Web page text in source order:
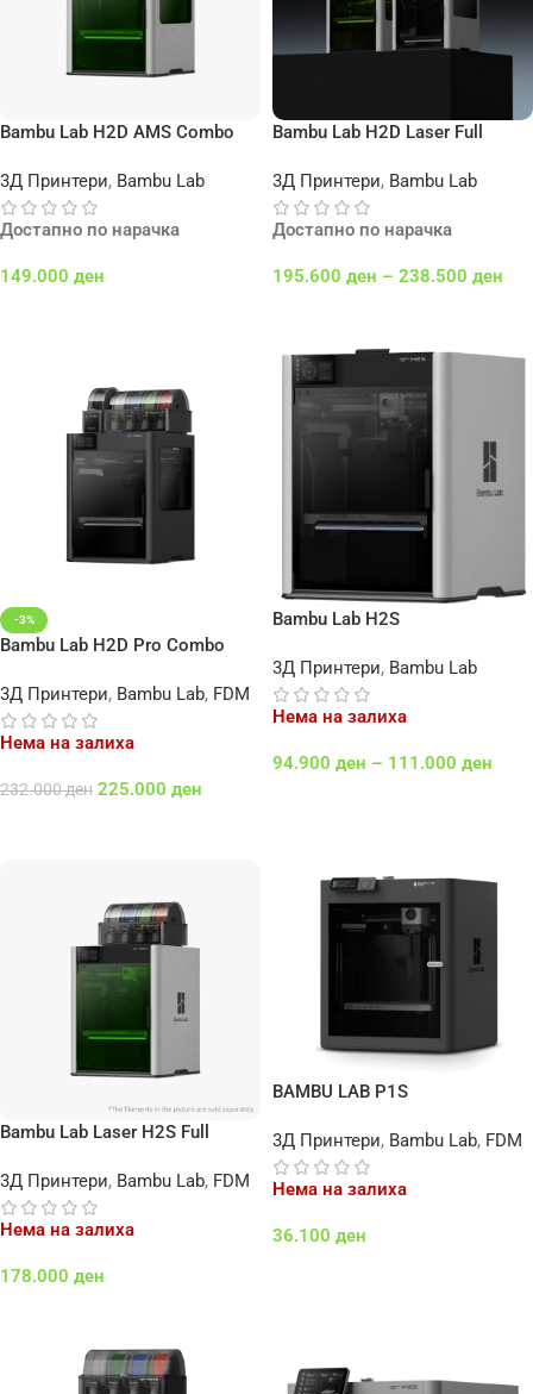
Bambu Lab H2D AMS Combo
3Д Принтери, Bambu Lab
Достапно по нарачка
149.000 ден
Bambu Lab H2D Laser Full
3Д Принтери, Bambu Lab
Достапно по нарачка
195.600 ден – 238.500 ден
-3%
Bambu Lab H2D Pro Combo
3Д Принтери, Bambu Lab, FDM
Нема на залиха
232.000ден 225.000 ден
Bambu Lab H2S
3Д Принтери, Bambu Lab
Нема на залиха
94.900 ден – 111.000 ден
Bambu Lab Laser H2S Full
3Д Принтери, Bambu Lab, FDM
Нема на залиха
178.000 ден
BAMBU LAB P1S
3Д Принтери, Bambu Lab, FDM
Нема на залиха
36.100 ден